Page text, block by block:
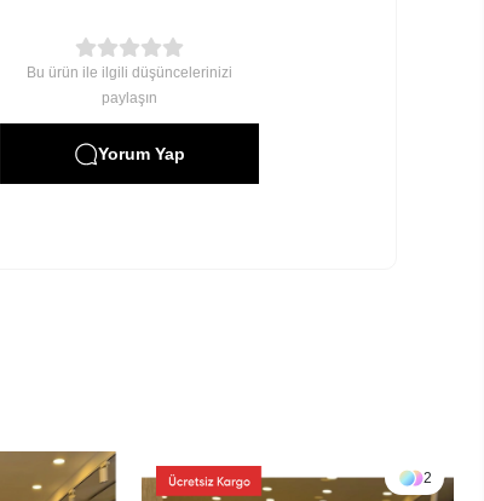
Bu ürün ile ilgili düşüncelerinizi
paylaşın
Yorum Yap
2